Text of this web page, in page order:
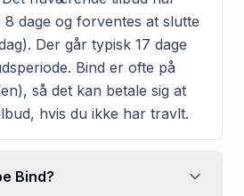
dage og forventes at slutte
Der går typisk 17 dage
Bind er ofte på
så det kan betale sig at
hvis du ikke har travlt.
Bind?